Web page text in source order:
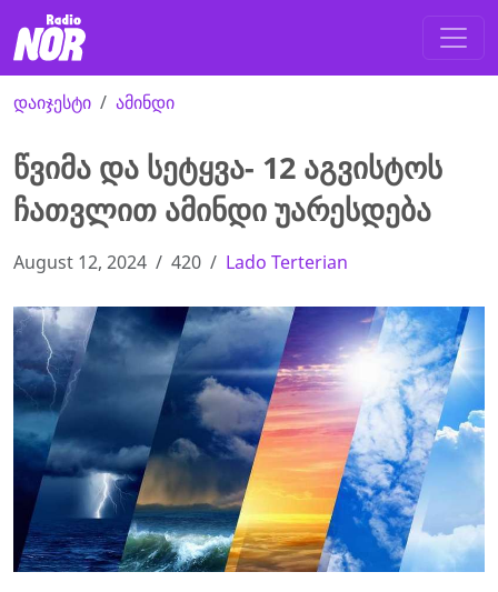
დაიჯესტი ამინდი
წვიმა და სეტყვა- 12 აგვისტოს
ჩათვლით ამინდი უარესდება
August 12, 2024 420 Lado Terterian